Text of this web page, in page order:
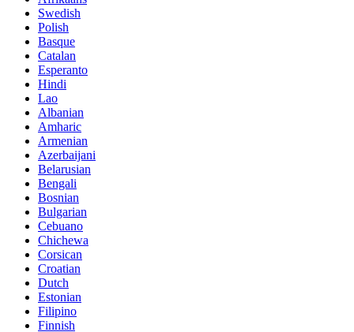
Swedish
Polish
Basque
Catalan
Esperanto
Hindi
Lao
Albanian
Amharic
Armenian
Azerbaijani
Belarusian
Bengali
Bosnian
Bulgarian
Cebuano
Chichewa
Corsican
Croatian
Dutch
Estonian
Filipino
Finnish